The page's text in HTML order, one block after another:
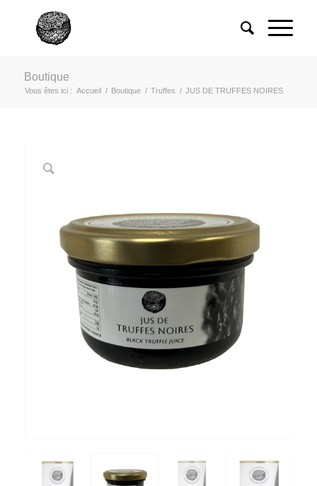
Boutique
Vous êtes ici : Accueil / Boutique / Truffes / JUS DE TRUFFES NOIRES